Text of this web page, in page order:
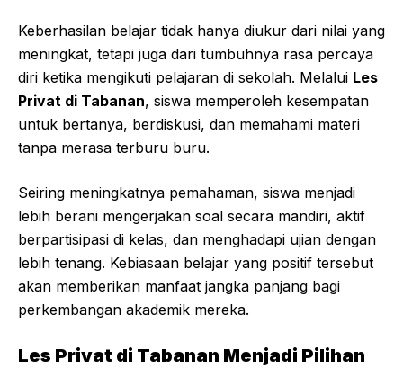
Keberhasilan belajar tidak hanya diukur dari nilai yang
meningkat, tetapi juga dari tumbuhnya rasa percaya
diri ketika mengikuti pelajaran di sekolah. Melalui Les
Privat di Tabanan, siswa memperoleh kesempatan
untuk bertanya, berdiskusi, dan memahami materi
tanpa merasa terburu buru.
Seiring meningkatnya pemahaman, siswa menjadi
lebih berani mengerjakan soal secara mandiri, aktif
berpartisipasi di kelas, dan menghadapi ujian dengan
lebih tenang. Kebiasaan belajar yang positif tersebut
akan memberikan manfaat jangka panjang bagi
perkembangan akademik mereka.
Les Privat di Tabanan Menjadi Pilihan